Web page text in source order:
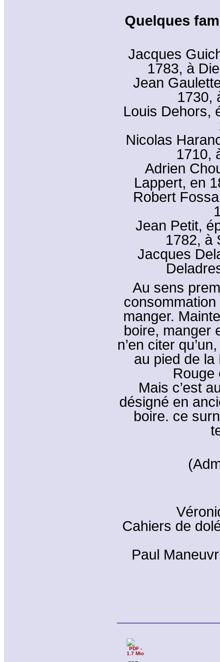
Quelques
Jacques
1783, à
Jean
1730,
Louis Dehors,
Nicolas
1710,
Adrien
Lappert, en
Robert
Jean Petit,
1782, à
Jacques
Au sens
consommation
manger.
boire, manger
n’en citer
au pied de la
Rouge
Mais c’est
désigné en
boire. ce
Cahiers de
Paul